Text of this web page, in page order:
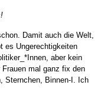
Damit auch die Welt,
es Ungerechtigkeiten
aber kein
mal ganz fix den
Sternchen, Binnen-I. Ich